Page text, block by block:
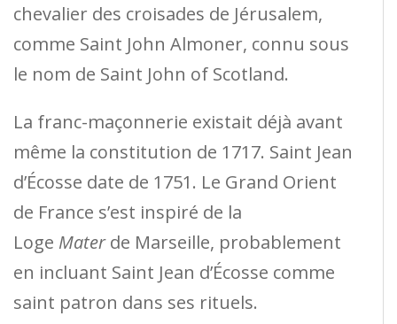
chevalier des croisades de Jérusalem,
comme Saint John Almoner, connu sous
le nom de Saint John of Scotland.
La franc-maçonnerie existait déjà avant
même la constitution de 1717. Saint Jean
d’Écosse date de 1751. Le Grand Orient
de France s’est inspiré de la
Loge Materde Marseille, probablement
en incluant Saint Jean d’Écosse comme
saint patron dans ses rituels.